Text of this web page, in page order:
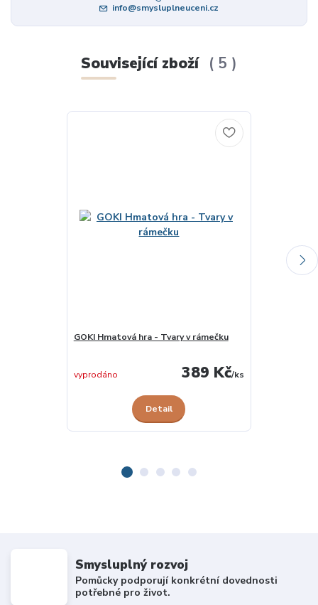
info@smysluplneuceni.cz
Související zboží 5
GOKI Hmatová hra - Tvary v rámečku
389 Kč/ks
vyprodáno
Detail
Smysluplný rozvoj
Pomůcky podporují konkrétní dovednosti
potřebné pro život.